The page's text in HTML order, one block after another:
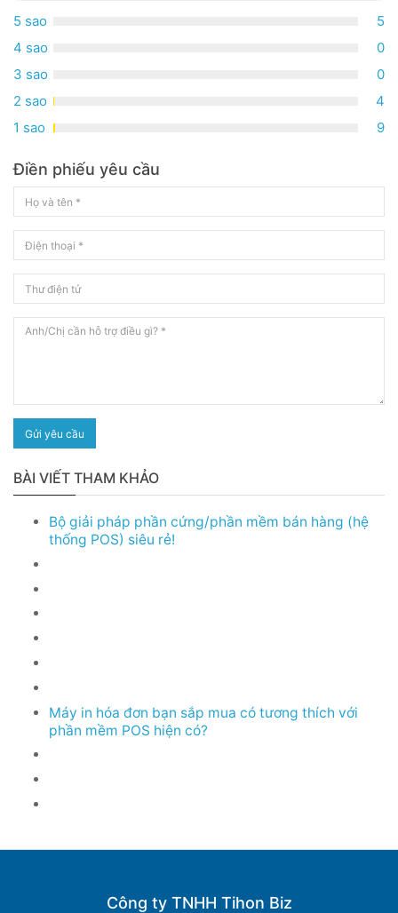
5 sao
5
4 sao
0
3 sao
0
2 sao
4
1 sao
9
Điền phiếu yêu cầu
Gửi yêu cầu
BÀI VIẾT THAM KHẢO
Bộ giải pháp phần cứng/phần mềm bán hàng (hệ
thống POS) siêu rẻ!
Máy in hóa đơn bạn sắp mua có tương thích với
phần mềm POS hiện có?
Công ty TNHH Tihon Biz